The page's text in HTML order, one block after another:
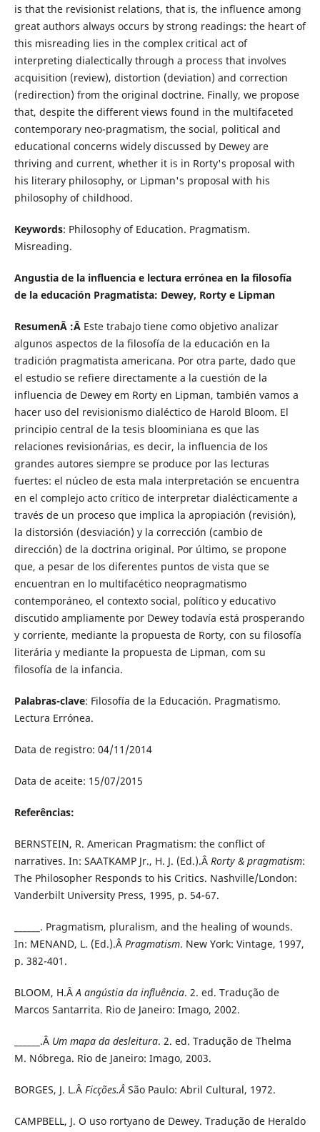
is that the revisionist relations, that is, the influence among
great authors always occurs by strong readings: the heart of
this misreading lies in the complex critical act of
interpreting dialectically through a process that involves
acquisition (review), distortion (deviation) and correction
(redirection) from the original doctrine. Finally, we propose
that, despite the different views found in the multifaceted
contemporary neo-pragmatism, the social, political and
educational concerns widely discussed by Dewey are
thriving and current, whether it is in Rorty's proposal with
his literary philosophy, or Lipman's proposal with his
philosophy of childhood.
Keywords: Philosophy of Education. Pragmatism.
Misreading.
Angustia de la influencia e lectura errónea en la filosofía
de la educación Pragmatista: Dewey, Rorty e Lipman
ResumenÂ :Â Este trabajo tiene como objetivo analizar
algunos aspectos de la filosofía de la educación en la
tradición pragmatista americana. Por otra parte, dado que
el estudio se refiere directamente a la cuestión de la
influencia de Dewey em Rorty en Lipman, también vamos a
hacer uso del revisionismo dialéctico de Harold Bloom. El
principio central de la tesis bloominiana es que las
relaciones revisionárias, es decir, la influencia de los
grandes autores siempre se produce por las lecturas
fuertes: el núcleo de esta mala interpretación se encuentra
en el complejo acto crítico de interpretar dialécticamente a
través de un proceso que implica la apropiación (revisión),
la distorsión (desviación) y la corrección (cambio de
dirección) de la doctrina original. Por último, se propone
que, a pesar de los diferentes puntos de vista que se
encuentran en lo multifacético neopragmatismo
contemporáneo, el contexto social, político y educativo
discutido ampliamente por Dewey todavía está prosperando
y corriente, mediante la propuesta de Rorty, con su filosofía
literária y mediante la propuesta de Lipman, com su
filosofía de la infancia.
Palabras-clave: Filosofía de la Educación. Pragmatismo.
Lectura Errónea.
Data de registro: 04/11/2014
Data de aceite: 15/07/2015
Referências:
BERNSTEIN, R. American Pragmatism: the conflict of
narratives. In: SAATKAMP Jr., H. J. (Ed.).Â Rorty & pragmatism:
The Philosopher Responds to his Critics. Nashville/London:
Vanderbilt University Press, 1995, p. 54-67.
______. Pragmatism, pluralism, and the healing of wounds.
In: MENAND, L. (Ed.).Â Pragmatism. New York: Vintage, 1997,
p. 382-401.
BLOOM, H.ÂA angústia da influência. 2. ed. Tradução de
Marcos Santarrita. Rio de Janeiro: Imago, 2002.
______.Â Um mapa da desleitura. 2. ed. Tradução de Thelma
M. Nóbrega. Rio de Janeiro: Imago, 2003.
BORGES, J. L.Â Ficções.Â São Paulo: Abril Cultural, 1972.
CAMPBELL, J. O uso rortyano de Dewey. Tradução de Heraldo